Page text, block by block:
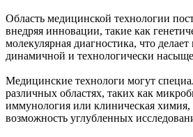
Область медицинской технологии
внедряя инновации, такие как
молекулярная диагностика, что
динамичной и технологически
Медицинские технологи могут
различных областях, таких как
иммунология или клиническая химия,
возможность углубленных